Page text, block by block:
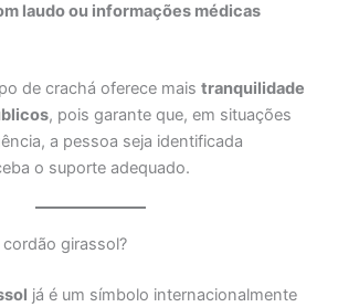
laudo ou informações médicas
de crachá oferece maistranquilidade
, pois garante que, em situações
a pessoa seja identificada
o suporte adequado.
girassol?
já é um símbolo internacionalmente